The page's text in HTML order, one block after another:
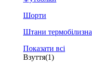
Шорти
Штани термобілизна
Показати всі
Взуття(1)